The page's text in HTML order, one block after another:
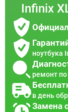
Infinix
ноутбука
ремонт
в день
Замена